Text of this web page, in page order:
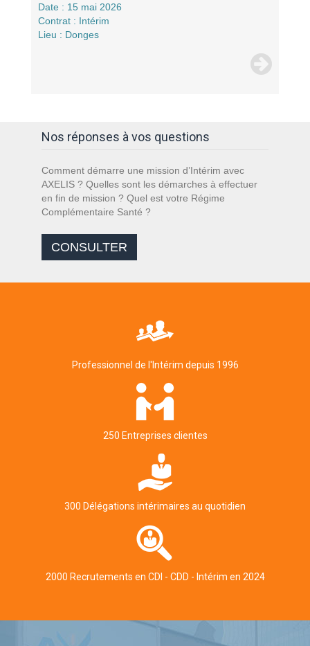
Date : 15 mai 2026
Contrat : Intérim
Lieu : Donges
Nos réponses à vos questions
Comment démarre une mission d’Intérim avec
AXELIS ? Quelles sont les démarches à effectuer
en fin de mission ? Quel est votre Régime
Complémentaire Santé ?
CONSULTER
Professionnel de l'Intérim depuis 1996
250 Entreprises clientes
300 Délégations intérimaires au quotidien
2000 Recrutements en CDI - CDD - Intérim en 2024